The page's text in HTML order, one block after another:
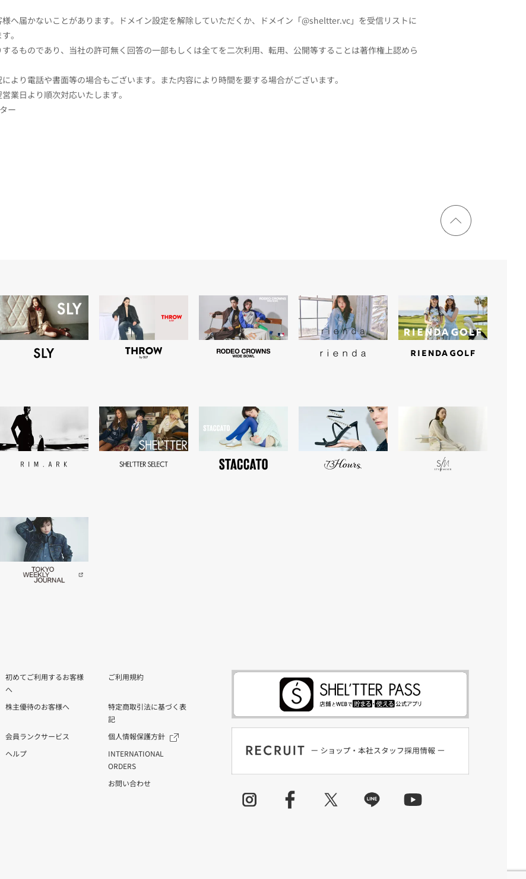
へ届かないことがあります。ドメイン設定を解除していただくか、ドメイン「@sheltter.vc」を受信リストに
。
るものであり、当社の許可無く回答の一部もしくは全てを二次利用、転用、公開等することは著作権上認めら
より電話や書面等の場合もございます。また内容により時間を要する場合がございます。
業日より順次対応いたします。
ー
ページ
トップ
初めてご利用するお客様
へ
ご利用規約
株主優待のお客様へ
特定商取引法に基づく表
記
会員ランクサービス
個人情報保護方針
ヘルプ
INTERNATIONAL
ORDERS
お問い合わせ